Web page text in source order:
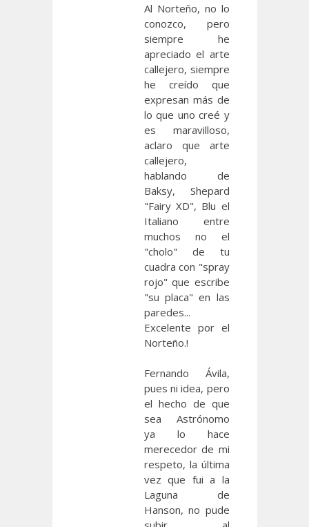
Al Norteño, no lo
conozco, pero
siempre he
apreciado el arte
callejero, siempre
he creído que
expresan más de
lo que uno creé y
es maravilloso,
aclaro que arte
callejero,
hablando de
Baksy, Shepard
"Fairy XD", Blu el
Italiano entre
muchos no el
"cholo" de tu
cuadra con "spray
rojo" que escribe
"su placa" en las
paredes...
Excelente por el
Norteño.!
Fernando Ávila,
pues ni idea, pero
el hecho de que
sea Astrónomo
ya lo hace
merecedor de mi
respeto, la última
vez que fui a la
Laguna de
Hanson, no pude